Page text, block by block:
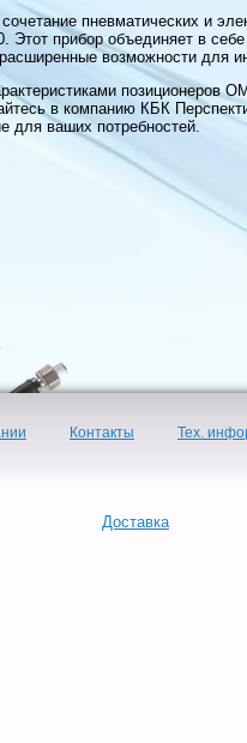
пневматических и
Этот прибор объединяет в
возможности для
позиционеров
в компанию КБК
для ваших потребностей.
Контакты Тех.
Доставка